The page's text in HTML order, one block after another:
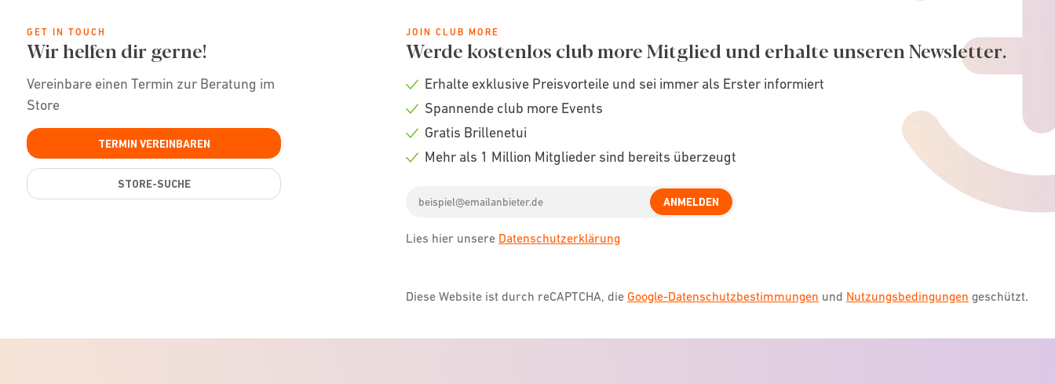
GET IN TOUCH
Wir helfen dir gerne!
Vereinbare einen Termin zur Beratung im
Store
TERMIN VEREINBAREN
STORE-SUCHE
JOIN CLUB MORE
Werde kostenlos club more Mitglied und erhalte unseren Newsletter.
Check
Erhalte exklusive Preisvorteile und sei immer als Erster informiert
Check
Spannende club more Events
Check
Gratis Brillenetui
Mehr als 1 Million Mitglieder sind bereits überzeugt
address
ANMELDEN
Lies hier unsere Datenschutzerklärung
Diese Website ist durch reCAPTCHA, die Google-Datenschutzbestimmungen und Nutzungsbedingungen geschützt.